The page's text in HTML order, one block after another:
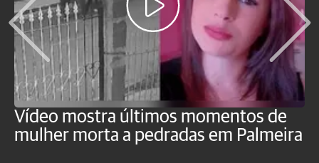
Vídeo mostra últimos momentos de
mulher morta a pedradas em Palmeira